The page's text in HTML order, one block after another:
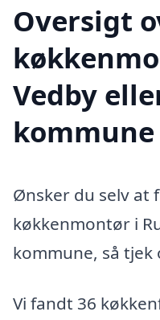
Oversigt
Vedby
kommune
Ønsker du selv at
køkkenmontør i
kommune, så
Vi fandt 36